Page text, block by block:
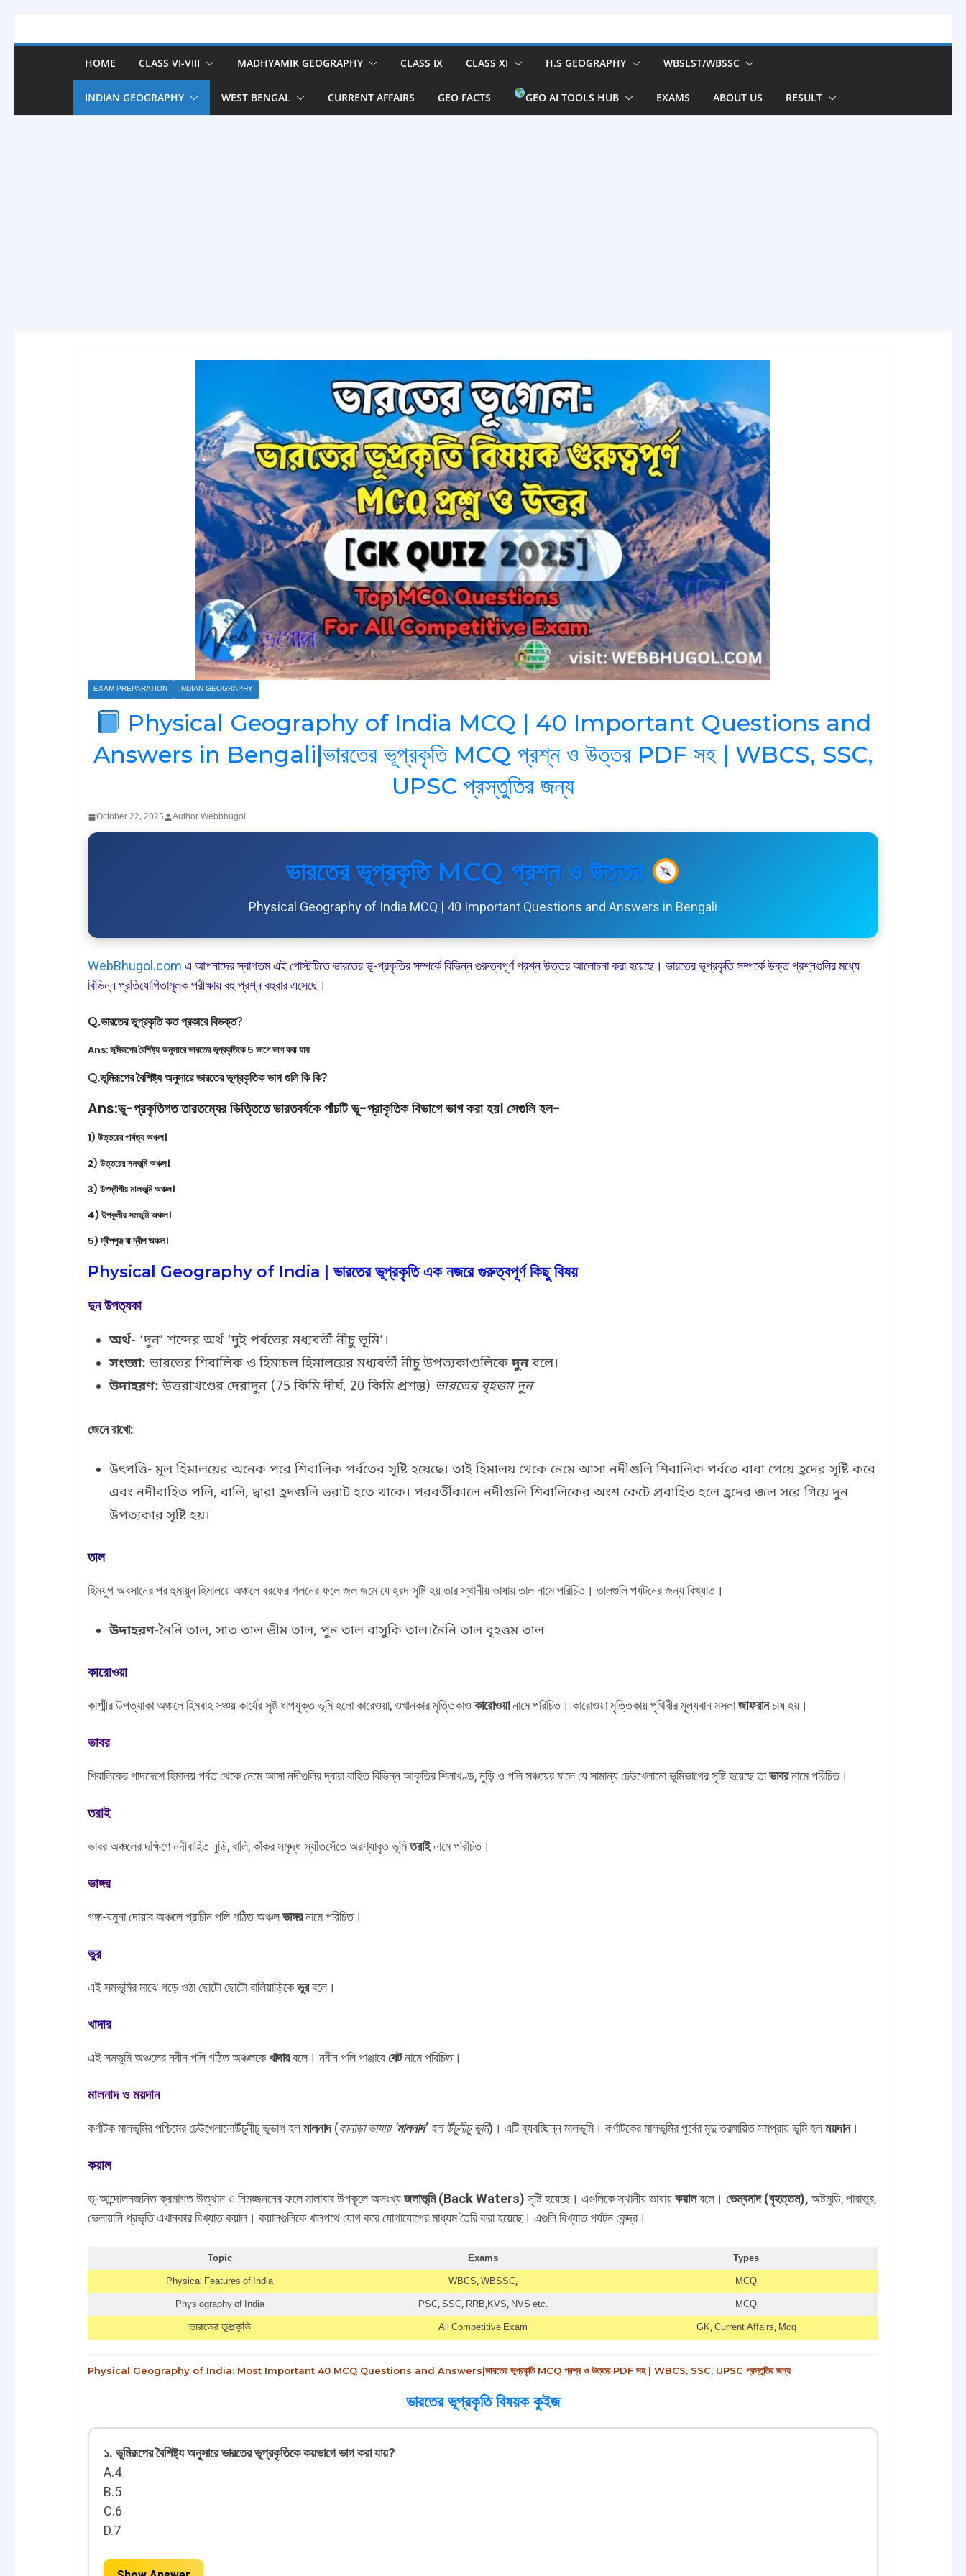
to
HOME CLASS VI-VIII MADHYAMIK GEOGRAPHY CLASS IX CLASS XI H.S GEOGRAPHY WBSLST/WBSSC
INDIAN GEOGRAPHY WEST BENGAL CURRENT AFFAIRS GEO FACTS GEO AI TOOLS HUB EXAMS ABOUT US RESULT
EXAM PREPARATION INDIAN GEOGRAPHY
Physical Geography of India MCQ | 40 Important Questions and
Answers in Bengali|ভারতের ভূপ্রকৃতি MCQ প্রশ্ন ও উত্তর PDF সহ | WBCS, SSC,
UPSC প্রস্তুতির জন্য
October 22, 2025 Author Webbhugol
ভারতের ভূপ্রকৃতি MCQ প্রশ্ন ও উত্তর
Physical Geography of India MCQ | 40 Important Questions and Answers in Bengali
WebBhugol.com এ আপনাদের স্বাগতম এই পোস্টটিতে ভারতের ভূ-প্রকৃতির সম্পর্কে বিভিন্ন গুরুত্বপূর্ণ প্রশ্ন উত্তর আলোচনা করা হয়েছে। ভারতের ভূপ্রকৃতি সম্পর্কে উক্ত প্রশ্নগুলির মধ্যে
বিভিন্ন প্রতিযোগিতামূলক পরীক্ষায় বহু প্রশ্ন বহুবার এসেছে।
Q.ভারতের ভূপ্রকৃতি কত প্রকারে বিভক্ত?
Ans:ভূমিরূপের বৈশিষ্ট্য অনুসারে ভারতের ভূপ্রকৃতিকে 5 ভাগে ভাগ করা যায়
Q.ভূমিরূপের বৈশিষ্ট্য অনুসারে ভারতের ভূপ্রকৃতিক ভাগ গুলি কি কি?
Ans:ভূ-প্রকৃতিগত তারতম্যের ভিত্তিতে ভারতবর্ষকে পাঁচটি ভূ-প্রাকৃতিক বিভাগে ভাগ করা হয়। সেগুলি হল-
1) উত্তরের পার্বত্য অঞ্চল।
2) উত্তরের সমভূমি অঞ্চল।
3) উপদ্বীপীয় মালভূমি অঞ্চল।
4) উপকূলীয় সমভূমি অঞ্চল।
5) দ্বীপপুঞ্জ বা দ্বীপ অঞ্চল।
Physical Geography of India | ভারতের ভূপ্রকৃতি এক নজরে গুরুত্বপূর্ণ কিছু বিষয়
দুন উপত্যকা
অর্থ- ‘দুন’ শব্দের অর্থ ‘দুই পর্বতের মধ্যবর্তী নীচু ভূমি’।
সংজ্ঞা: ভারতের শিবালিক ও হিমাচল হিমালয়ের মধ্যবর্তী নীচু উপত্যকাগুলিকেদুনবলে।
উদাহরণ: উত্তরাখণ্ডের দেরাদুন (75 কিমি দীর্ঘ, 20 কিমি প্রশস্ত) ভারতের বৃহত্তম দুন
জেনে রাখো:
উৎপত্তি- মূল হিমালয়ের অনেক পরে শিবালিক পর্বতের সৃষ্টি হয়েছে। তাই হিমালয় থেকে নেমে আসা নদীগুলি শিবালিক পর্বতে বাধা পেয়ে হ্রদের সৃষ্টি করে
এবং নদীবাহিত পলি, বালি, দ্বারা হ্রদগুলি ভরাট হতে থাকে। পরবর্তীকালে নদীগুলি শিবালিকের অংশ কেটে প্রবাহিত হলে হ্রদের জল সরে গিয়ে দুন
উপত্যকার সৃষ্টি হয়।
তাল
হিমযুগ অবসানের পর হুমায়ুন হিমালয়ে অঞ্চলে বরফের গলনের ফলে জল জমে যে হ্রদ সৃষ্টি হয় তার স্থানীয় ভাষায় তাল নামে পরিচিত। তালগুলি পর্যটনের জন্য বিখ্যাত।
উদাহরণ-নৈনি তাল, সাত তাল ভীম তাল, পুন তাল বাসুকি তাল।নৈনি তাল বৃহত্তম তাল
কারোওয়া
কাশ্মীর উপত্যাকা অঞ্চলে হিমবাহ সঞ্চয় কার্যের সৃষ্ট ধাপযুক্ত ভূমি হলো কারেওয়া, ওখানকার মৃত্তিকাও কারোওয়ানামে পরিচিত। কারোওয়া মৃত্তিকায় পৃথিবীর মূল্যবান মসলাজাফরানচাষ হয়।
ভাবর
শিবালিকের পাদদেশে হিমালয় পর্বত থেকে নেমে আসা নদীগুলির দ্বারা বাহিত বিভিন্ন আকৃতির শিলাখণ্ড, নুড়ি ও পলি সঞ্চয়ের ফলে যে সামান্য ঢেউখেলানো ভূমিভাগের সৃষ্টি হয়েছে তাভাবরনামে পরিচিত।
তরাই
ভাবর অঞ্চলের দক্ষিণে নদীবাহিত নুড়ি, বালি, কাঁকর সমৃদ্ধ স্যাঁতসেঁতে অরণ্যাবৃত ভূমিতরাইনামে পরিচিত।
ভাঙ্গর
গঙ্গা-যমুনা দোয়াব অঞ্চলে প্রাচীন পলি গঠিত অঞ্চলভাঙ্গরনামে পরিচিত।
ভুর
এই সমভূমির মাঝে গড়ে ওঠা ছোটো ছোটো বালিয়াড়িকেভুরবলে।
খাদার
এই সমভূমি অঞ্চলের নবীন পলি গঠিত অঞ্চলকেখাদারবলে। নবীন পলি পাঞ্জাবেবেটনামে পরিচিত।
মালনাদ ও ময়দান
কর্ণাটক মালভূমির পশ্চিমের ঢেউখেলানোউঁচুনীচু ভূভাগ হলমালনাদ(কানাড়া ভাষায় ‘মালনাদ’ হল উঁচুনীচু ভূমি)। এটি ব্যবচ্ছিন্ন মালভূমি। কর্ণাটকের মালভূমির পূর্বের মৃদু তরঙ্গায়িত সমপ্রায় ভূমি হলময়দান।
কয়াল
ভূ-আন্দোলনজনিত ক্রমাগত উত্থান ও নিমজ্জননের ফলে মালাবার উপকূলে অসংখ্যজলাভূমি (Back Waters) সৃষ্টি হয়েছে। এগুলিকে স্থানীয় ভাষায়কয়ালবলে। ভেম্বনাদ (বৃহত্তম), অষ্টমুডি, পারাভুর,
ভেলায়ানি প্রভৃতি এখানকার বিখ্যাত কয়াল। কয়ালগুলিকে খালপথে যোগ করে যোগাযোগের মাধ্যম তৈরি করা হয়েছে। এগুলি বিখ্যাত পর্যটন কেন্দ্র।
Topic Exams
Types
Physical Features of India
WBCS, WBSSC,
MCQ
Physiography of India
PSC, SSC, RRB,KVS, NVS etc.
MCQ
ভারতের ভূপ্রকৃতি
All Competitive Exam GK, Current Affairs, Mcq
Physical Geography of India: Most Important 40 MCQ Questions and Answers|ভারতের ভূপ্রকৃতি MCQ প্রশ্ন ও উত্তর PDF সহ | WBCS, SSC, UPSC প্রস্তুতির জন্য
ভারতের ভূপ্রকৃতি বিষয়ক কুইজ
১. ভূমিরূপের বৈশিষ্ট্য অনুসারে ভারতের ভূপ্রকৃতিকে কয়ভাগে ভাগ করা যায়?
A.4
B.5
C.6
D.7